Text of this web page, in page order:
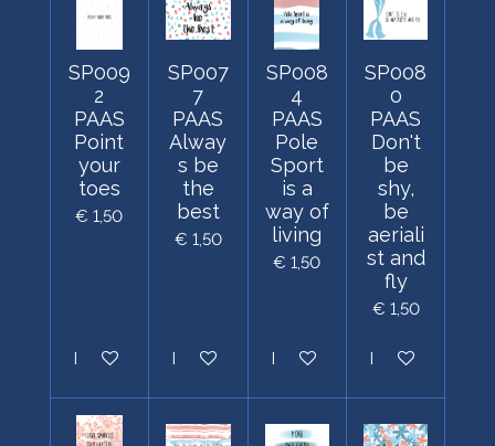
SP009
2
PAAS
Point
your
toes
€ 1,50
In winkelwagen
SP007
7
PAAS
Alway
s be
the
best
€ 1,50
In winkelwagen
SP008
4
PAAS
Pole
Sport
is a
way of
living
€ 1,50
In winkelwagen
SP008
0
PAAS
Don't
be
shy,
be
aeriali
st and
fly
€ 1,50
In winkelwagen